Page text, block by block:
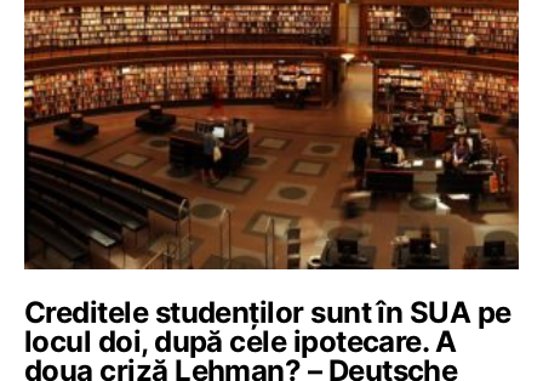
Creditele studenților sunt în SUA pe
locul doi, după cele ipotecare. A
doua criză Lehman? – Deutsche